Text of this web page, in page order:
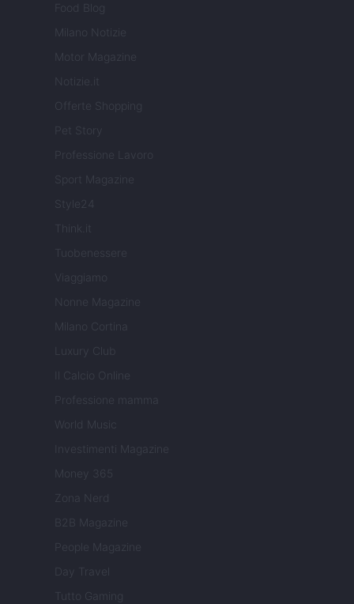
Food Blog
Milano Notizie
Motor Magazine
Notizie.it
Offerte Shopping
Pet Story
Professione Lavoro
Sport Magazine
Style24
Think.it
Tuobenessere
Viaggiamo
Nonne Magazine
Milano Cortina
Luxury Club
Il Calcio Online
Professione mamma
World Music
Investimenti Magazine
Money 365
Zona Nerd
B2B Magazine
People Magazine
Day Travel
Tutto Gaming